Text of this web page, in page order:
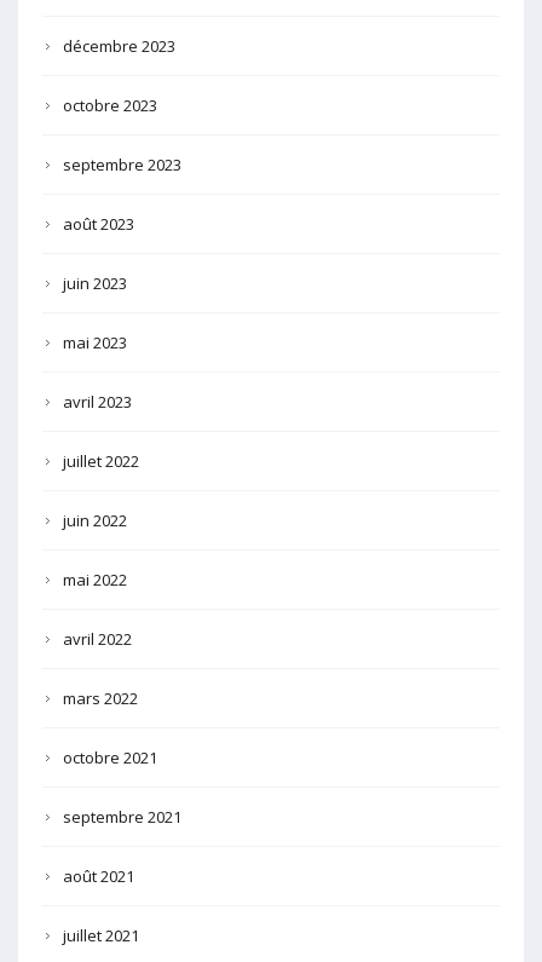
décembre 2023
octobre 2023
septembre 2023
août 2023
juin 2023
mai 2023
avril 2023
juillet 2022
juin 2022
mai 2022
avril 2022
mars 2022
octobre 2021
septembre 2021
août 2021
juillet 2021